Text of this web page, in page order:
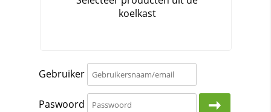
Gebruiker
Paswoord